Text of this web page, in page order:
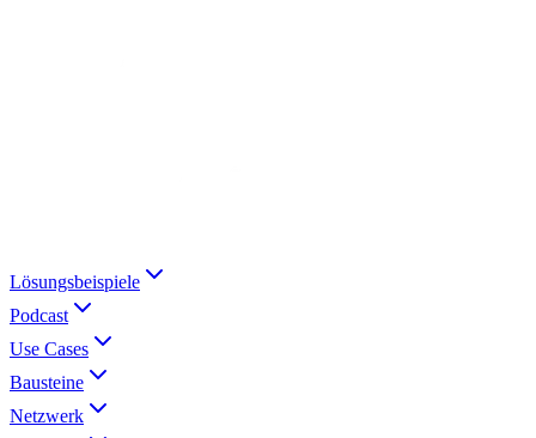
Lösungsbeispiele
Podcast
Use Cases
Bausteine
Netzwerk